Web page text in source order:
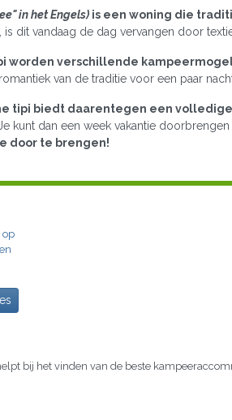
in het Engels) is een woning die
is dit vandaag de dag vervangen door
worden verschillende
van de traditie voor een paar
tipi biedt daarentegen een
kunt dan een week vakantie
door te brengen!
op
bij het vinden van de beste